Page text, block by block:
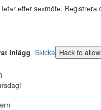
еftеr sехmötе.
inlägg Skicka